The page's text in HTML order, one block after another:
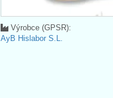
Výrobce (GPSR):
AyB Hislabor S.L.